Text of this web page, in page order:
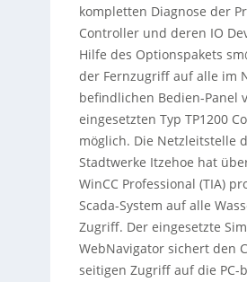
kompletten Diagnose der
Controller und deren IO
Hilfe des Optionspakets
der Fernzugriff auf alle im
befindlichen Bedien-Panel
eingesetzten Typ TP1200
möglich. Die Netzleitstelle
Stadtwerke Itzehoe hat
WinCC Professional (TIA)
Scada-System auf alle
Zugriff. Der eingesetzte
WebNavigator sichert den
seitigen Zugriff auf die PC-